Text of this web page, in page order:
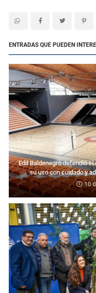
ENTRADAS QUE PUEDEN
Edil Baldenegro defendió
su uso con cuidado y
10